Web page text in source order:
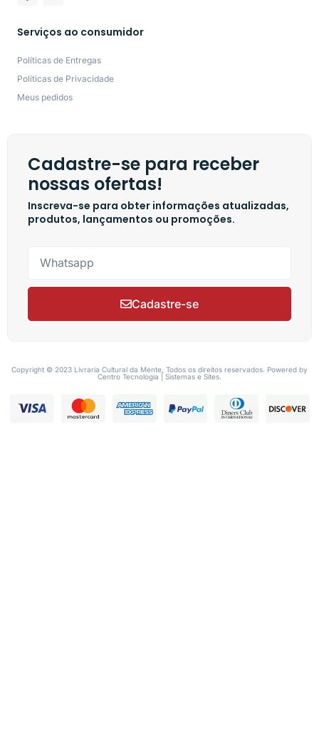
Serviços ao consumidor
Políticas de Entregas
Políticas de Privacidade
Meus pedidos
Cadastre-se para receber
nossas ofertas!
Inscreva-se para obter informações atualizadas,
produtos, lançamentos ou promoções.
Cadastre-se
Copyright © 2023 Livraria Cultural da Mente, Todos os direitos reservados. Powered by
Centro Tecnologia | Sistemas e Sites.